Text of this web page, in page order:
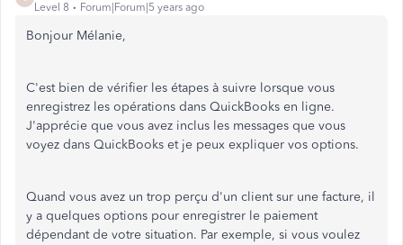
Level 8 Forum|Forum|5 years ago
Bonjour Mélanie,
C'est bien de vérifier les étapes à suivre lorsque vous
enregistrez les opérations dans QuickBooks en ligne.
J'apprécie que vous avez inclus les messages que vous
voyez dans QuickBooks et je peux expliquer vos options.
Quand vous avez un trop perçu d'un client sur une facture, il
y a quelques options pour enregistrer le paiement
dépendant de votre situation. Par exemple, si vous voulez